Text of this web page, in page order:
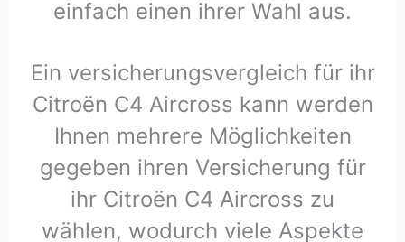
einfach einen ihrer Wahl aus.
Ein versicherungsvergleich für ihr
Citroën C4 Aircross kann werden
Ihnen mehrere Möglichkeiten
gegeben ihren Versicherung für
ihr Citroën C4 Aircross zu
wählen, wodurch viele Aspekte